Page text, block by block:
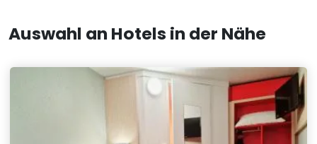
Auswahl an Hotels in der Nähe